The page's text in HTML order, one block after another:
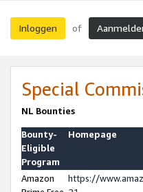
Inloggen of
Special
NL Bounties
Bounty-
Eligible
Program
Homepage
Amazon
https://